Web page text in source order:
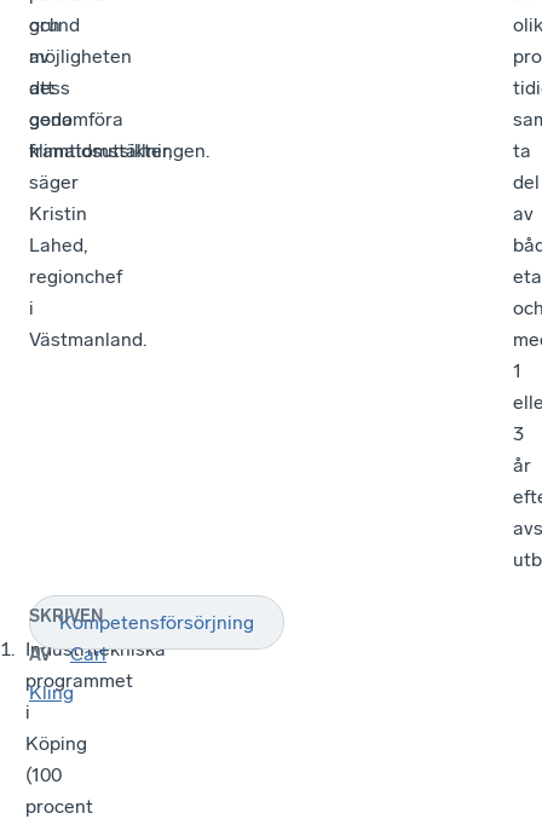
och
möjligheten
att
genomföra
klimatomställningen.
grund
av
dess
goda
framtidsutsikter,
säger
Kristin
Lahed,
regionchef
i
Västmanland.
ta
del
av
1
3
år
Industritekniska
programmet
i
Köping
(100
procent
Kompetensförsörjning
SKRIVEN
AV
Carl
Kling